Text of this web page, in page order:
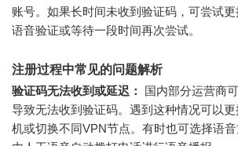
账号。如果长时间未收到验证码，可尝试
语音验证或等待一段时间再次尝试。
注册过程中常见的问题解析
验证码无法收到或延迟：
国内部分运营商
导致无法收到验证码。遇到这种情况可以
机或切换不同VPN节点。有时也可选择语音